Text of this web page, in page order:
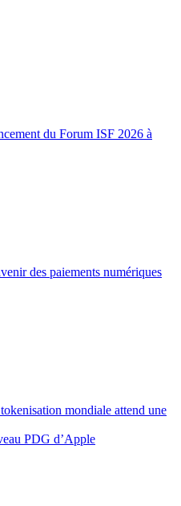
du Forum ISF 2026 à
des paiements numériques
mondiale attend une
PDG d’Apple